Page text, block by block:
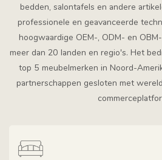
bedden, salontafels en andere
professionele en geavanceerde
hoogwaardige OEM-, ODM- en
meer dan 20 landen en regio's. Het
top 5 meubelmerken in Noord-
partnerschappen gesloten met